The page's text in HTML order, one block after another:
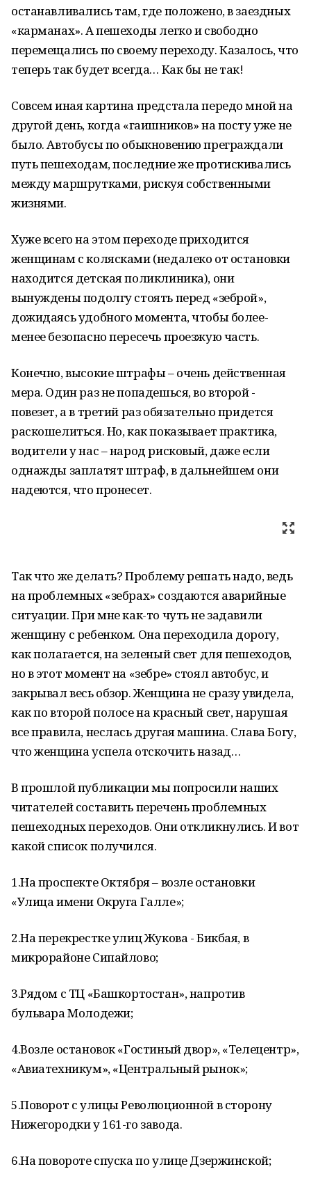
останавливались там, где положено, в заездных
«карманах». А пешеходы легко и свободно
перемещались по своему переходу. Казалось, что
теперь так будет всегда… Как бы не так!
Совсем иная картина предстала передо мной на
другой день, когда «гаишников» на посту уже не
было. Автобусы по обыкновению преграждали
путь пешеходам, последние же протискивались
между маршрутками, рискуя собственными
жизнями.
Хуже всего на этом переходе приходится
женщинам с колясками (недалеко от остановки
находится детская поликлиника), они
вынуждены подолгу стоять перед «зеброй»,
дожидаясь удобного момента, чтобы более-
менее безопасно пересечь проезжую часть.
Конечно, высокие штрафы – очень действенная
мера. Один раз не попадешься, во второй -
повезет, а в третий раз обязательно придется
раскошелиться. Но, как показывает практика,
водители у нас – народ рисковый, даже если
однажды заплатят штраф, в дальнейшем они
надеются, что пронесет.
Так что же делать? Проблему решать надо, ведь
на проблемных «зебрах» создаются аварийные
ситуации. При мне как-то чуть не задавили
женщину с ребенком. Она переходила дорогу,
как полагается, на зеленый свет для пешеходов,
но в этот момент на «зебре» стоял автобус, и
закрывал весь обзор. Женщина не сразу увидела,
как по второй полосе на красный свет, нарушая
все правила, неслась другая машина. Слава Богу,
что женщина успела отскочить назад…
В прошлой публикации мы попросили наших
читателей составить перечень проблемных
пешеходных переходов. Они откликнулись. И вот
какой список получился.
1.На проспекте Октября – возле остановки
«Улица имени Округа Галле»;
2.На перекрестке улиц Жукова - Бикбая, в
микрорайоне Сипайлово;
3.Рядом с ТЦ «Башкортостан», напротив
бульвара Молодежи;
4.Возле остановок «Гостиный двор», «Телецентр»,
«Авиатехникум», «Центральный рынок»;
5.Поворот с улицы Революционной в сторону
Нижегородки у 161-го завода.
6.На повороте спуска по улице Дзержинской;